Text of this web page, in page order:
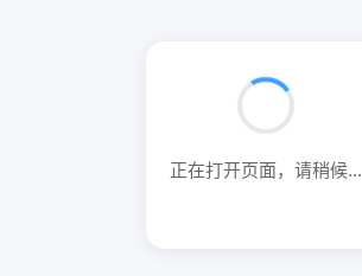
正在打开页面，请稍候...